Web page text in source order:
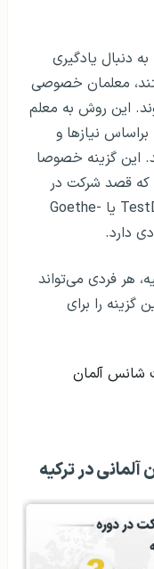
به دنبال یادگیری
معلمان خصوصی
این روش به معلم
نیازها و
این گزینه خصوصا
که قصد شرکت در
آزمون‌های مهارت زبان مانند TestDaF یا Goethe-
هر فردی می‌تواند
گزینه را برای
شانس آلمان
آلمانی در ترکیه